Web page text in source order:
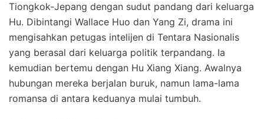
Tiongkok-Jepang dengan sudut pandang dari keluarga
Hu. Dibintangi Wallace Huo dan Yang Zi, drama ini
mengisahkan petugas intelijen di Tentara Nasionalis
yang berasal dari keluarga politik terpandang. Ia
kemudian bertemu dengan Hu Xiang Xiang. Awalnya
hubungan mereka berjalan buruk, namun lama-lama
romansa di antara keduanya mulai tumbuh.